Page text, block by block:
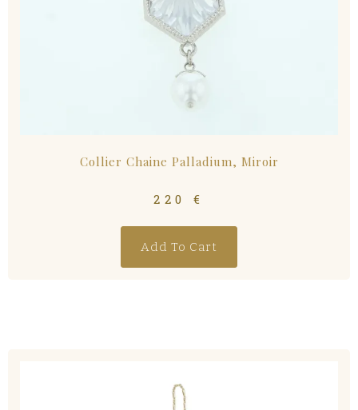
Collier Chaine Palladium, Miroir
220€
Add To Cart